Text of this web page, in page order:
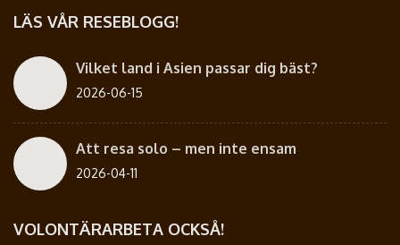
LÄS VÅR RESEBLOGG!
Vilket land i Asien passar dig bäst?
2026-06-15
Att resa solo – men inte ensam
2026-04-11
VOLONTÄRARBETA OCKSÅ!